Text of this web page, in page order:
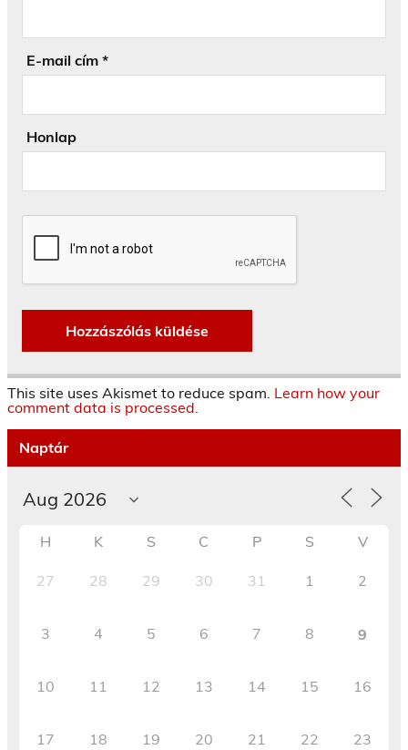
E-mail cím *
Honlap
This site uses Akismet to reduce spam. Learn how your
comment data is processed.
Naptár
H K S C P S V
27 28 29 30 31 1 2
3 4 5 6 7 8 9
10 11 12 13 14 15 16
17 18 19 20 21 22 23